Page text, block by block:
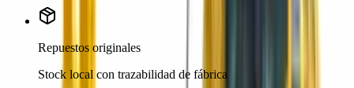
Repuestos originales
Stock local con trazabilidad de fábrica